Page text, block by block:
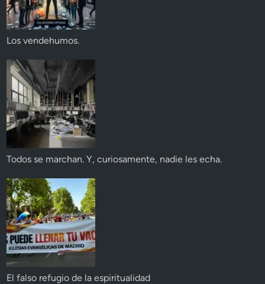
Los vendehumos.
Todos se marchan. Y, curiosamente, nadie les echa.
El falso refugio de la espiritualidad